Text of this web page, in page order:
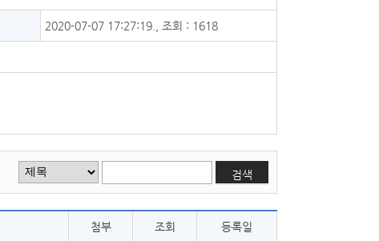
2020-07-07 17:27:19., 조회 : 1618
검색
첨부 조회 등록일